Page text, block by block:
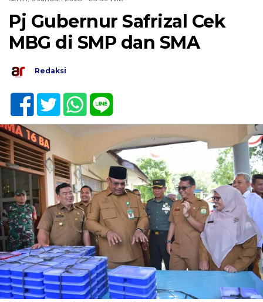
Pj Gubernur Safrizal Cek
MBG di SMP dan SMA
Redaksi